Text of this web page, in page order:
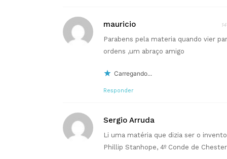
mauricio
Parabens pela materia quando vier
ordens ,um abraço amigo
Carregando...
Responder
Sergio Arruda
Li uma matéria que dizia ser o
Phillip Stanhope, 4º Conde de